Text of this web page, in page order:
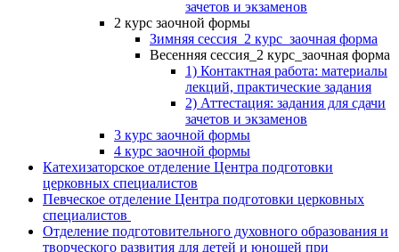
зачетов и экзаменов
2 курс заочной формы
Зимняя сессия_2 курс_заочная форма
Весенняя сессия_2 курс_заочная форма
1) Контактная работа: материалы
лекций, практические задания
2) Аттестация: задания для сдачи
зачетов и экзаменов
3 курс заочной формы
4 курс заочной формы
Катехизаторское отделение Центра подготовки
церковных специалистов
Певческое отделение Центра подготовки церковных
специалистов
Отделение подготовительного духовного образования и
творческого развития для детей и юношей при